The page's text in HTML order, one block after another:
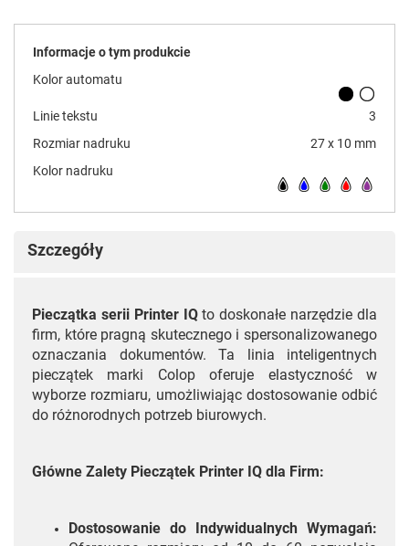
Informacje o tym produkcie
Kolor automatu
Linie tekstu
3
Rozmiar nadruku
27 x 10 mm
Kolor nadruku
Szczegóły
Pieczątka serii Printer IQto doskonałe narzędzie dla
firm, które pragną skutecznego i spersonalizowanego
oznaczania dokumentów. Ta linia inteligentnych
pieczątek marki Colop oferuje elastyczność w
wyborze rozmiaru, umożliwiając dostosowanie odbić
do różnorodnych potrzeb biurowych.
Główne Zalety Pieczątek Printer IQ dla Firm:
Dostosowanie do Indywidualnych Wymagań: